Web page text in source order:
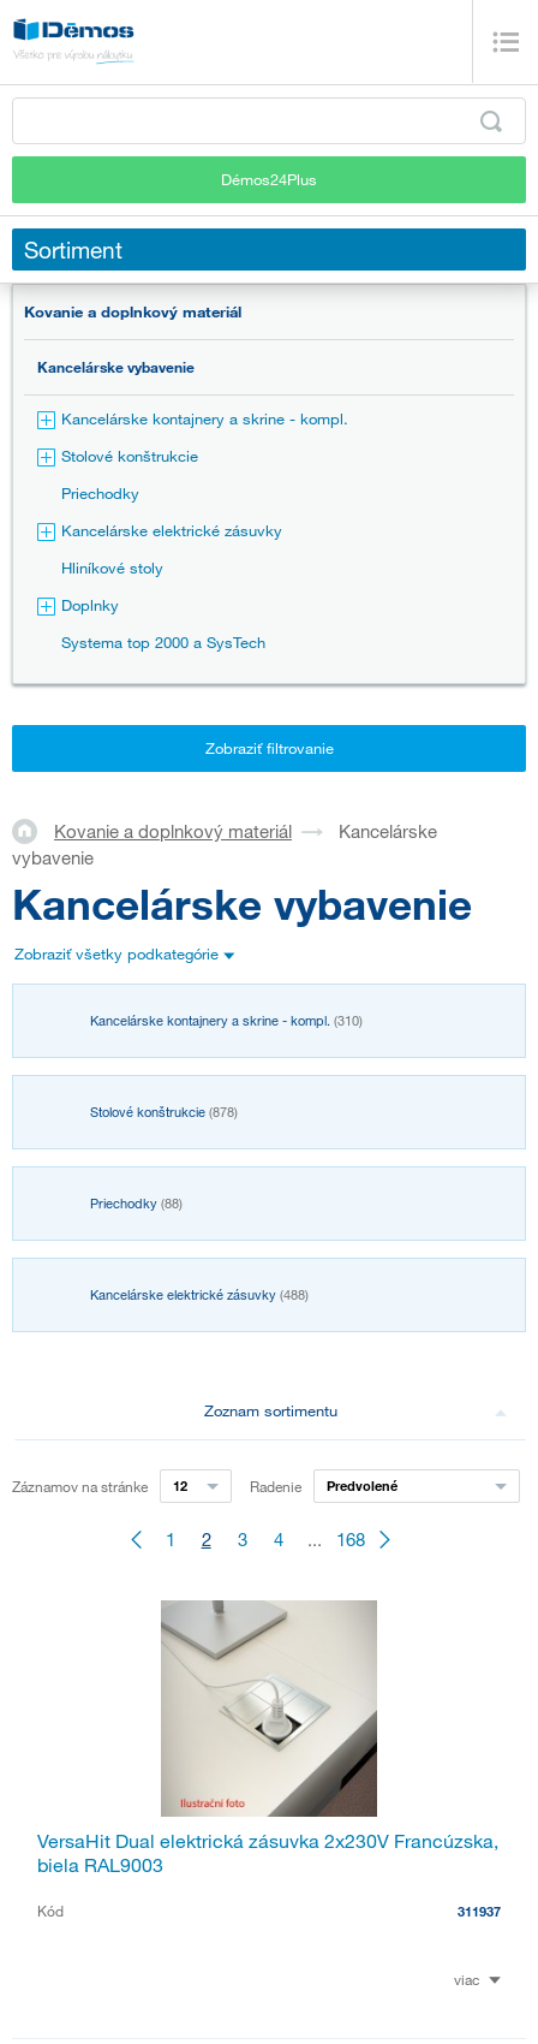
Démos24Plus
Sortiment
Kovanie a doplnkový materiál
Kancelárske vybavenie
Kancelárske kontajnery a skrine - kompl.
Stolové konštrukcie
Priechodky
Kancelárske elektrické zásuvky
Hliníkové stoly
Doplnky
Systema top 2000 a SysTech
Zobraziť filtrovanie
Kovanie a doplnkový materiál
Kancelárske
vybavenie
Kancelárske vybavenie
Zobraziť všetky podkategórie
Kancelárske kontajnery a skrine - kompl. (310)
Stolové konštrukcie (878)
Priechodky (88)
Kancelárske elektrické zásuvky (488)
Zoznam sortimentu
Záznamov na stránke 12 Radenie Predvolené
1 2 3 4 ... 168
VersaHit Dual elektrická zásuvka 2x230V Francúzska,
biela RAL9003
Kód 311937
viac